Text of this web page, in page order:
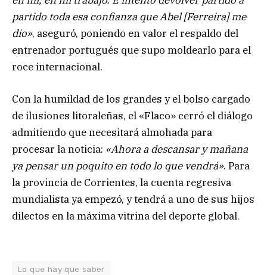
partido toda esa confianza que Abel [Ferreira] me
dio», aseguró, poniendo en valor el respaldo del
entrenador portugués que supo moldearlo para el
roce internacional.
Con la humildad de los grandes y el bolso cargado
de ilusiones litoraleñas, el «Flaco» cerró el diálogo
admitiendo que necesitará almohada para
procesar la noticia: «Ahora a descansar y mañana
ya pensar un poquito en todo lo que vendrá». Para
la provincia de Corrientes, la cuenta regresiva
mundialista ya empezó, y tendrá a uno de sus hijos
dilectos en la máxima vitrina del deporte global.
Lo que hay que saber